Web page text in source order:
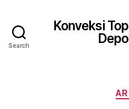
Search
Konveksi